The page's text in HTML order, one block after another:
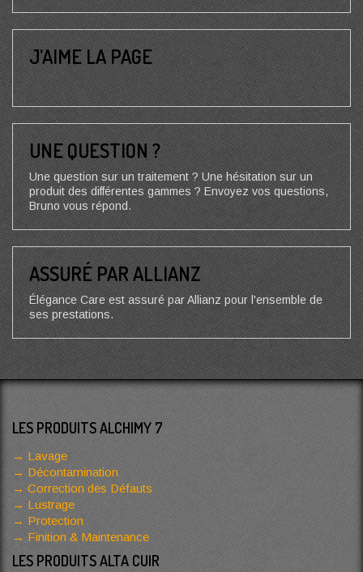
J’AIME LA PAGE
UNE QUESTION ?
Une question sur un traitement ? Une hésitation sur un
produit des différentes gammes ? Envoyez vos questions,
Bruno vous répond.
ASSURÉ PAR ALLIANZ
Élégance Care est assuré par Allianz pour l'ensemble de
ses prestations.
LES PRODUITS ALCHIMY 7
Lavage
Décontamination
Correction des Défauts
Lustrage
Protection
Finition & Maintenance
LES PRODUITS ALTA CUIR